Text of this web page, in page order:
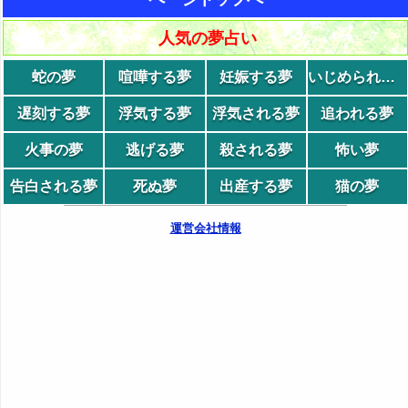
人気の夢占い
蛇の夢 喧嘩する夢 妊娠する夢 いじめられる夢
遅刻する夢 浮気する夢 浮気される夢 追われる夢
火事の夢 逃げる夢 殺される夢 怖い夢
告白される夢 死ぬ夢 出産する夢 猫の夢
運営会社情報